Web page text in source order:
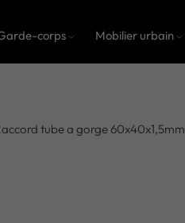
corps Mobilier urbain
tube a gorge 60x40x1,5mm